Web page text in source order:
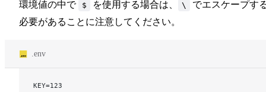
環境値の中で $ を使用する場合は、 \
でエスケープす
必要があることに注意してください。
.env
KEY=123